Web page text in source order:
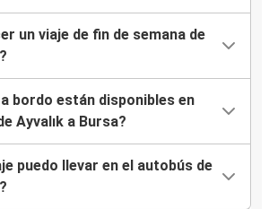
un viaje de fin de semana de
bordo están disponibles en
Ayvalık a Bursa?
puedo llevar en el autobús de